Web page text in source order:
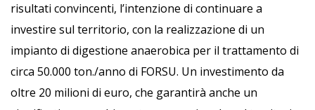
risultati convincenti, l’intenzione di continuare a
investire sul territorio, con la realizzazione di un
impianto di digestione anaerobica per il trattamento di
circa 50.000 ton./anno di FORSU. Un investimento da
oltre 20 milioni di euro, che garantirà anche un